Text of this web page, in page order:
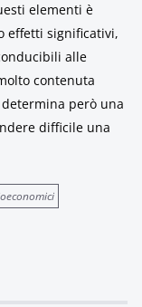
elementi è
effetti significativi,
alle
contenuta
però una
difficile una